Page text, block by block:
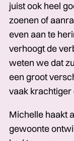
juist ook heel
zoenen of
even aan te
verhoogt de
weten we dat
een groot
vaak krachtiger
Michelle haakt
gewoonte